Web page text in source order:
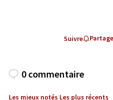
Suivre
0 commentaire
Les mieux notés Les plus récents